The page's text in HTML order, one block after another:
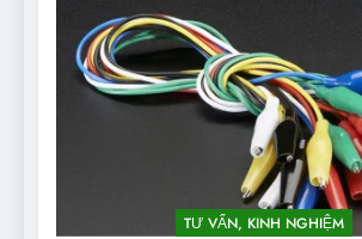
TƯ VẤN, KINH NGHIỆM